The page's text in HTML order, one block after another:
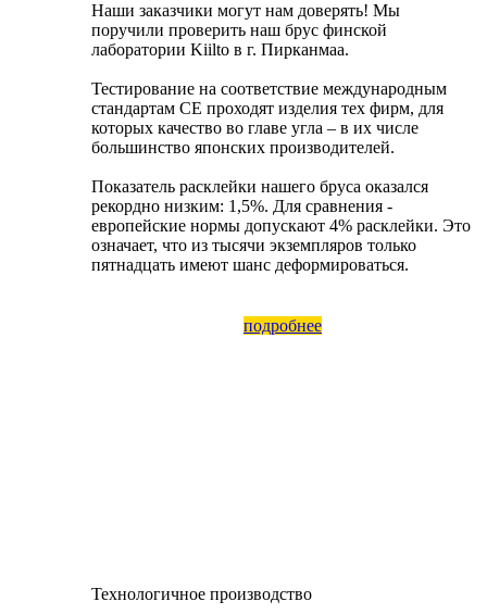
Наши заказчики могут нам доверять! Мы
поручили проверить наш брус финской
лаборатории Kiilto в г. Пирканмаа.
Тестирование на соответствие международным
стандартам СЕ проходят изделия тех фирм, для
которых качество во главе угла – в их числе
большинство японских производителей.
Показатель расклейки нашего бруса оказался
рекордно низким: 1,5%. Для сравнения -
европейские нормы допускают 4% расклейки. Это
означает, что из тысячи экземпляров только
пятнадцать имеют шанс деформироваться.
подробнее
Технологичное производство